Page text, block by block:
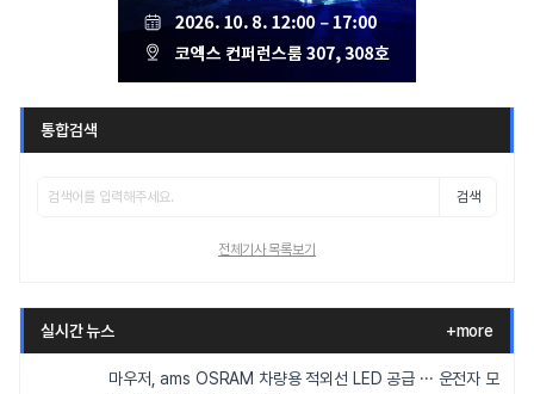
통합검색
검색
전체기사 목록보기
실시간 뉴스 +more
마우저, ams OSRAM 차량용 적외선 LED 공급 ··· 운전자 모